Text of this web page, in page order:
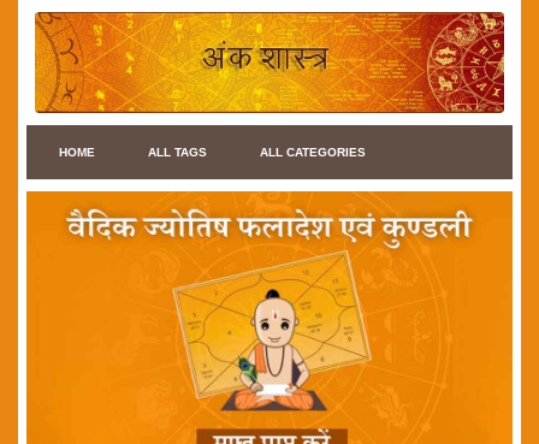
HOME ALL TAGS ALL CATEGORIES